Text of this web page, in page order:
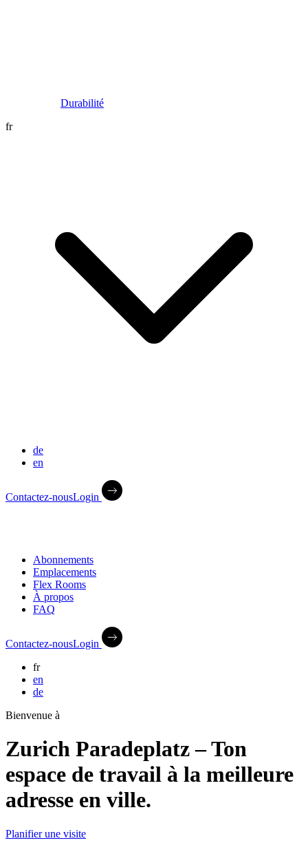
Durabilité
fr
de
en
Contactez-nousLogin
Abonnements
Emplacements
Flex Rooms
À propos
FAQ
Contactez-nousLogin
fr
en
de
Bienvenue à
Zurich Paradeplatz – Ton
espace de travail à la meilleure
adresse en ville.
Planifier une visite